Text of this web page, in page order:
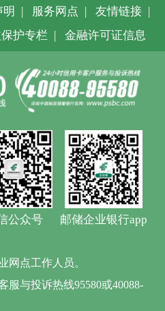
| 服务网点 | 友情链接 |
护专栏 | 金融许可证信息
公众号 邮储企业银行app
网点工作人员。
服与投诉热线95580或40088-